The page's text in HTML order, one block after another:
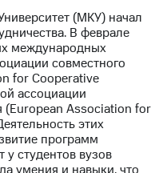
(МКУ) начал
В феврале
международных
совместного
for Cooperative
ассоциации
(European Association for
этих
программ
студентов вузов